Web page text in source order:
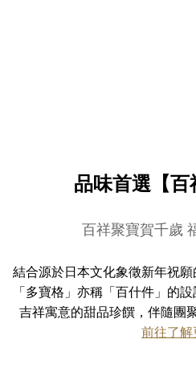
品味首選【百
百祥聚寶賀千歲
結合源於日本文化象徵新年祝
「多寶格」亦稱「百什件」的
吉祥寓意的甜品珍饌，伴隨團
前往了解